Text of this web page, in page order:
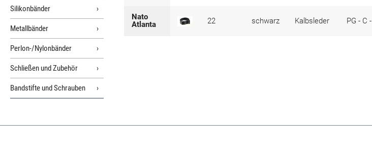
Silikonbänder
Metallbänder
Perlon-/Nylonbänder
Schließen und Zubehör
Bandstifte und Schrauben
Nato
Atlanta
22 schwarz Kalbsleder PG - C -